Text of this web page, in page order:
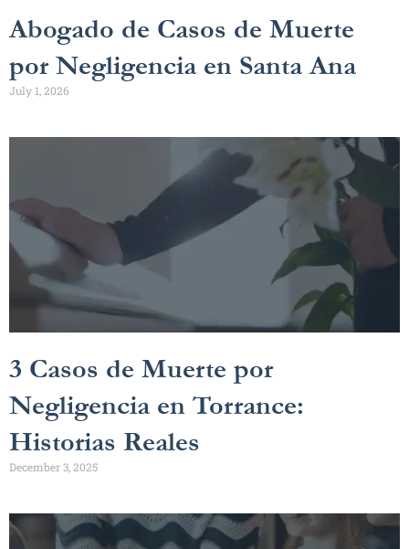
Abogado de Casos de Muerte
por Negligencia en Santa Ana
July 1, 2026
3 Casos de Muerte por
Negligencia en Torrance:
Historias Reales
December 3, 2025